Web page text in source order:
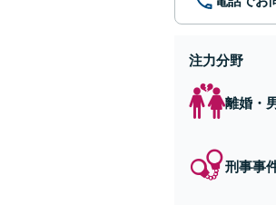
注力分野
離婚・
刑事事